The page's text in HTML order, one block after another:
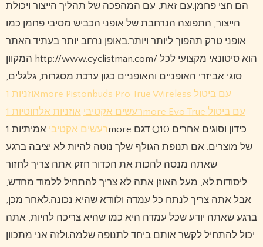
הם חצי פחמן.עם זאת, עם המהפכה של תהליך הייצור ויכולת
הייצור, התפוצה הנרחבת של אופני הכביש מסיבי פחמן כמו
אופני טרק תהפוך ליותר ויותר.באופן נרחב יותר בעתיד.האתר
המקוון http://www.cyclistman.com/ הוא סיטונאי מקצועי לכל
סוגי אביזרי האופניים והאופניים כגון ערכת מסגרות, גלגלים,
אוזניות 1more Pistonbuds Pro True Wireless עם ביטול
רעשים אקטיבי
אוזניות אלחוטיות 1more Evo True עם ביטול
רעשים אקטיבי
אמיתיות 1more דגם Q10 כידון וסוגים אחרים
של מוצרים. אם תנופת הגולף שלך נוטה להיות לא יציבה ברגע
שאתה מנסה להכות את הכדור חזק אתה צריך לחזור
ליסודות.לא, מעל האוזן אתה לא צריך להתחיל ללמוד מחדש,
אבל אתה צריך לנתח כל עמדה ולוודא שהיא נכונה.לאחר מכן,
ברגע שאתה יודע שכל עמדה היא כמו שהיא צריכה להיות, אתה
יכול להתחיל לקשר אותם ביחד לתנופה שלמה.ולזה אני מתכוון